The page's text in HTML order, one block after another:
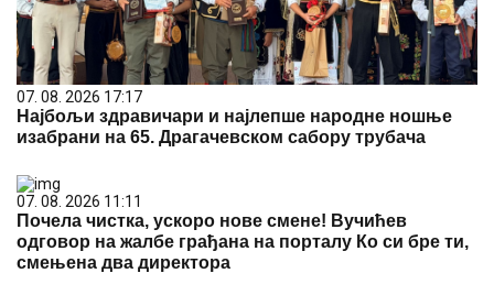
07. 08. 2026 17:17
Најбољи здравичари и најлепше народне ношње
изабрани на 65. Драгачевском сабору трубача
07. 08. 2026 11:11
Почела чистка, ускоро нове смене! Вучићев
одговор на жалбе грађана на порталу Ко си бре ти,
смењена два директора